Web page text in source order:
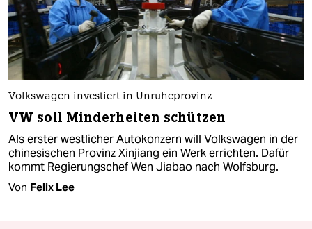
Volkswagen investiert in Unruheprovinz
VW soll Minderheiten schützen
Als erster westlicher Autokonzern will Volkswagen in der
chinesischen Provinz Xinjiang ein Werk errichten. Dafür
kommt Regierungschef Wen Jiabao nach Wolfsburg.
Von Felix Lee